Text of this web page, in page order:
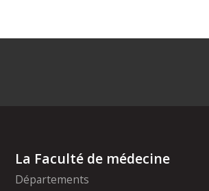
La Faculté de médecine
Départements